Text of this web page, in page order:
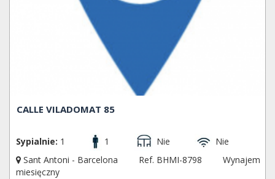
CALLE VILADOMAT 85
Sypialnie: 1 1 Nie
Nie
Sant Antoni - Barcelona
Ref. BHMI-8798
Wynajem
miesięczny